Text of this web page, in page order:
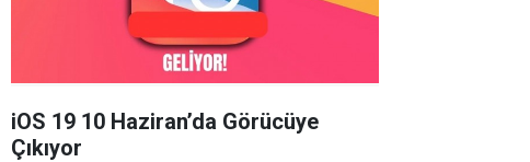
iOS 19 10 Haziran’da Görücüye
Çıkıyor